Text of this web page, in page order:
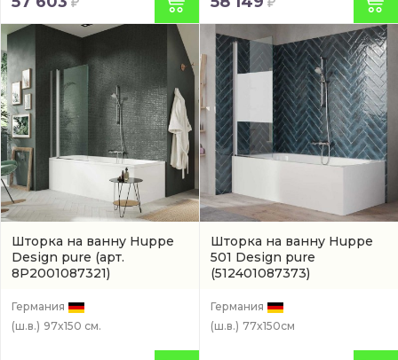
Шторка на ванну Huppe
Design pure (арт.
8P2001087321)
Германия
(ш.в.) 97x150 см.
Шторка на ванну Huppe
501 Design pure
(512401087373)
Германия
(ш.в.) 77x150см